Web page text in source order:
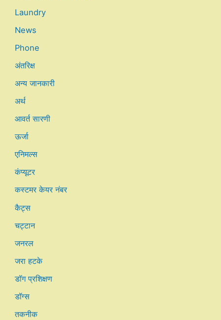
Laundry
News
Phone
अंतरिक्ष
अन्य जानकारी
अर्थ
आवर्त सारणी
ऊर्जा
एनिमल्स
कंप्यूटर
कस्टमर केयर नंबर
कैट्स
चट्टान
जनरल
जरा हटके
डॉग प्रशिक्षण
डॉग्स
तकनीक